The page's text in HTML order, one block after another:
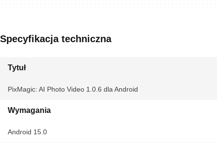
Specyfikacja techniczna
Tytuł
PixMagic: AI Photo Video 1.0.6 dla Android
Wymagania
Android 15.0